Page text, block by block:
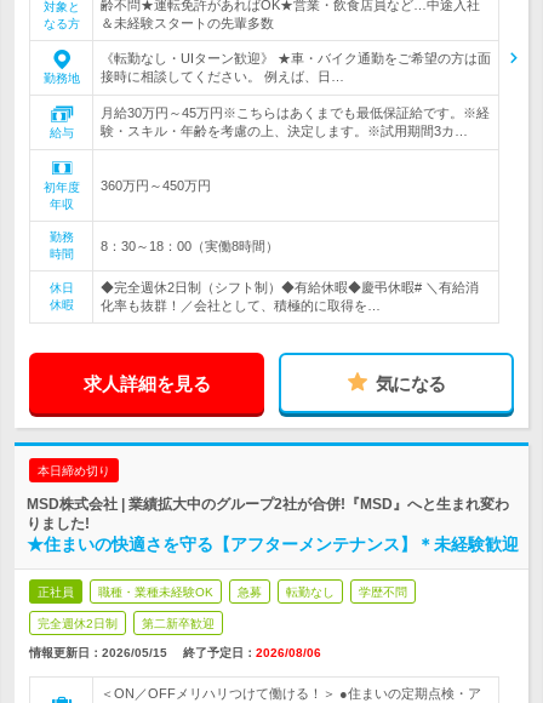
対象と
なる方
齢不問★運転免許があればOK★営業・飲食店員など…中途入社
＆未経験スタートの先輩多数
勤務地
《転勤なし・UIターン歓迎》 ★車・バイク通勤をご希望の方は面
接時に相談してください。 例えば、日…
給与
月給30万円～45万円※こちらはあくまでも最低保証給です。※経
験・スキル・年齢を考慮の上、決定します。※試用期間3カ…
初年度
年収
360万円～450万円
勤務
時間
8：30～18：00（実働8時間）
休日
休暇
◆完全週休2日制（シフト制）◆有給休暇◆慶弔休暇# ＼有給消
化率も抜群！／会社として、積極的に取得を…
求人詳細を見る 気になる
本日締め切り
MSD株式会社 | 業績拡大中のグループ2社が合併!『MSD』へと生まれ変わ
りました!
★住まいの快適さを守る【アフターメンテナンス】＊未経験歓迎
正社員 職種・業種未経験OK 急募 転勤なし 学歴不問
完全週休2日制 第二新卒歓迎
情報更新日：2026/05/15 終了予定日： 2026/08/06
＜ON／OFFメリハリつけて働ける！＞ ●住まいの定期点検・ア